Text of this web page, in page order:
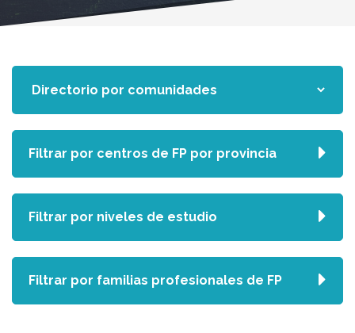
Filtrar por centros de FP por provincia
Filtrar por niveles de estudio
Filtrar por familias profesionales de FP